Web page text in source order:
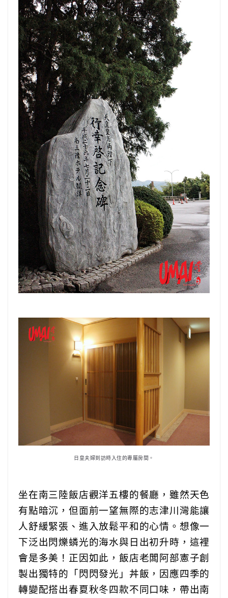
日皇夫婦到訪時入住的專屬房間。
坐在南三陸飯店觀洋五樓的餐廳，雖然天色
有點暗沉，但面前一望無際的志津川灣能讓
人舒緩緊張、進入放鬆平和的心情。想像一
下泛出閃爍䗲光的海水與日出初升時，這裡
會是多美！正因如此，飯店老闆阿部憲子創
製出獨特的「閃閃發光」丼飯，因應四季的
轉變配搭出春夏秋冬四款不同口味，帶出南